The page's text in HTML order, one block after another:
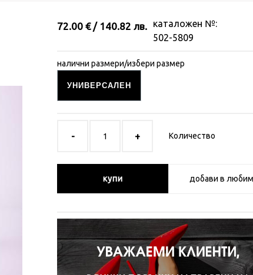
72.00 € / 140.82 лв.
каталожен №:
502-5809
налични размери/избери размер
УНИВЕРСАЛЕН
Количество
купи добави в